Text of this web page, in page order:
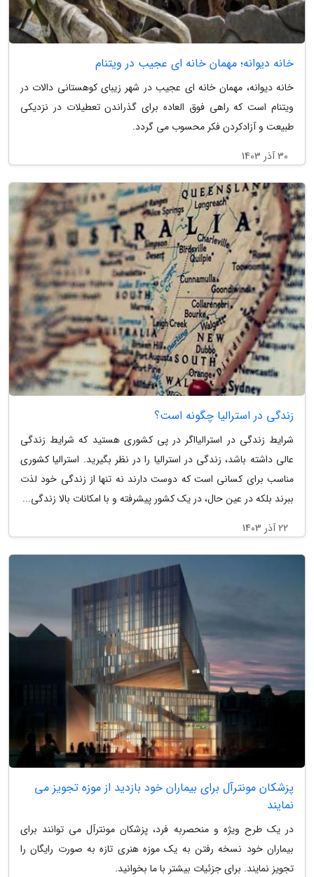
خانه دیوانه؛ مهمان خانه ای عجیب در ویتنام
خانه دیوانه، مهمان خانه ای عجیب در شهر زیبای کوهستانی دالات در
ویتنام است که راهی فوق العاده برای گذراندن تعطیلات در نزدیکی
طبیعت و آزادکردن فکر محسوب می گردد.
30 آذر 1403
زندگی در استرالیا چگونه است؟
شرایط زندگی در استرالیااگر در پی کشوری هستید که شرایط زندگی
عالی داشته باشد، زندگی در استرالیا را در نظر بگیرید. استرالیا کشوری
مناسب برای کسانی است که دوست دارند نه تنها از زندگی خود لذت
ببرند بلکه در عین حال، در یک کشور پیشرفته و با امکانات بالا زندگی...
22 آذر 1403
پزشکان مونترآل برای بیماران خود بازدید از موزه تجویز می
نمایند
در یک طرح ویژه و منحصربه فرد، پزشکان مونترآل می توانند برای
بیماران خود نسخه رفتن به یک موزه هنری تازه به صورت رایگان را
تجویز نمایند. برای جزئیات بیشتر با ما بخوانید.